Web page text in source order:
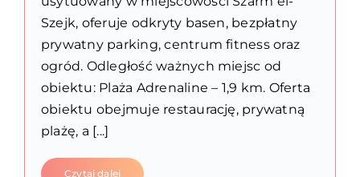
Szejk, oferuje odkryty basen, bezpłatny
prywatny parking, centrum fitness oraz
ogród. Odległość ważnych miejsc od
obiektu: Plaża Adrenaline – 1,9 km. Oferta
obiektu obejmuje restaurację, prywatną
plażę, a [...]
Czytaj dalej